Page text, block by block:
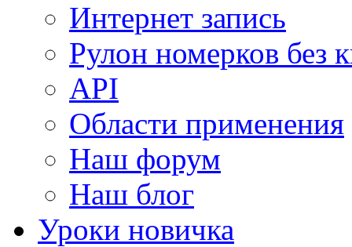
Интернет запись
Рулон номерков без
API
Области применения
Наш форум
Наш блог
Уроки новичка